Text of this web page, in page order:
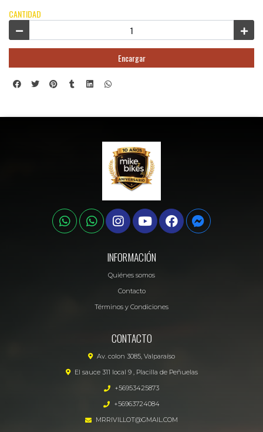
CANTIDAD
Encargar
INFORMACIÓN
Quiénes somos
Contacto
Términos y Condiciones
CONTACTO
Av. colon 3085, Valparaíso
El sauce 311 local 9 , Placilla de Peñuelas
+56953425873
+56963724084
MRRIVILLOT@GMAIL.COM